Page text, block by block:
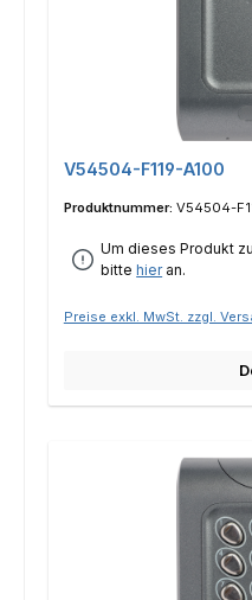
V54504-F119-A100
Produktnummer: V54504-
Um dieses Produkt
bittehieran.
Preise exkl. MwSt. zzgl.